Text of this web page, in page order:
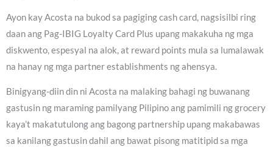
Ayon kay Acosta na bukod sa pagiging cash card, nagsisilbi ring
daan ang Pag-IBIG Loyalty Card Plus upang makakuha ng mga
diskwento, espesyal na alok, at reward points mula sa lumalawak
na hanay ng mga partner establishments ng ahensya.
Binigyang-diin din ni Acosta na malaking bahagi ng buwanang
gastusin ng maraming pamilyang Pilipino ang pamimili ng grocery
kaya’t makatutulong ang bagong partnership upang makabawas
sa kanilang gastusin dahil ang bawat pisong matitipid sa mga